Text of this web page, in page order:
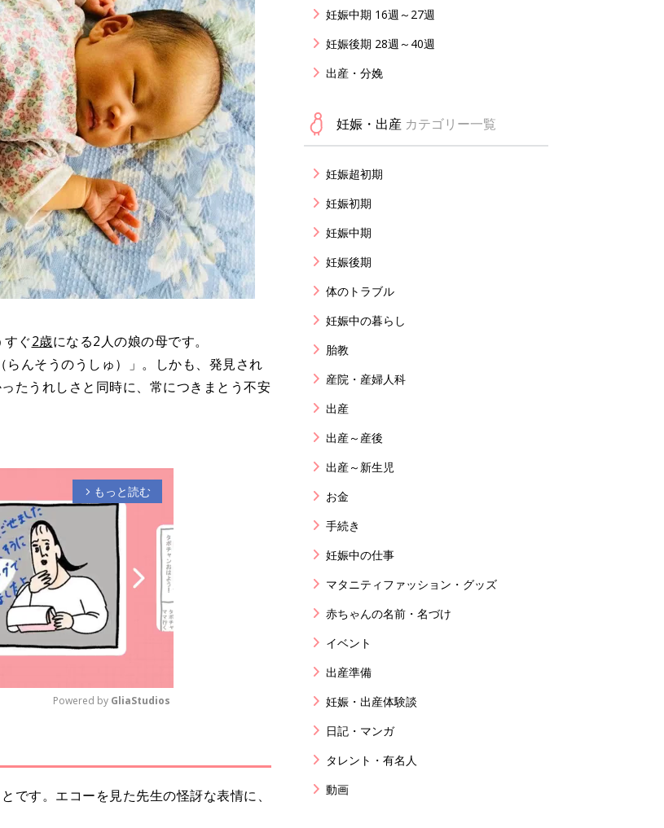
すぐ2歳になる2人の娘の母です。
んそうのうしゅ）」。しかも、発見され
たうれしさと同時に、常につきまとう不安
arrow_forward_ios もっと読む
u
t
Powered by GliaStudios
です。エコーを見た先生の怪訝な表情に、
妊娠中期 16週～27週
妊娠後期 28週～40週
出産・分娩
妊娠・出産 カテゴリー一覧
妊娠超初期
妊娠初期
妊娠中期
妊娠後期
体のトラブル
妊娠中の暮らし
胎教
産院・産婦人科
出産
出産～産後
出産～新生児
お金
手続き
妊娠中の仕事
マタニティファッション・グッズ
赤ちゃんの名前・名づけ
イベント
出産準備
妊娠・出産体験談
日記・マンガ
タレント・有名人
動画